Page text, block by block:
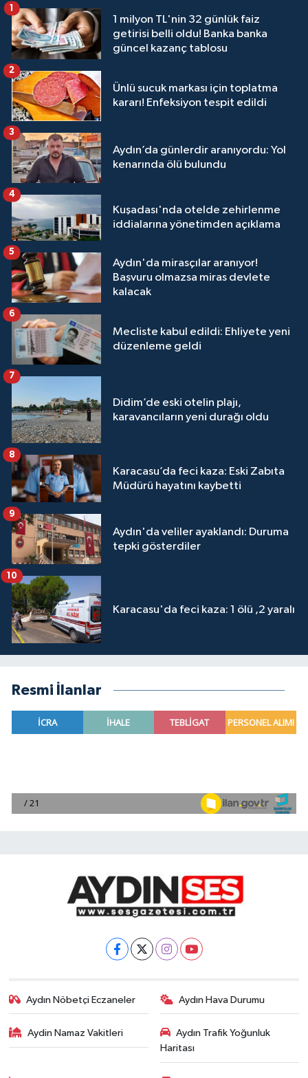
1 milyon TL'nin 32 günlük faiz
getirisi belli oldu! Banka banka
güncel kazanç tablosu
1
Ünlü sucuk markası için toplatma
kararı! Enfeksiyon tespit edildi
2
Aydın’da günlerdir aranıyordu: Yol
kenarında ölü bulundu
3
Kuşadası'nda otelde zehirlenme
iddialarına yönetimden açıklama
4
Aydın'da mirasçılar aranıyor!
Başvuru olmazsa miras devlete
kalacak
5
Mecliste kabul edildi: Ehliyete yeni
düzenleme geldi
6
Didim’de eski otelin plajı,
karavancıların yeni durağı oldu
7
Karacasu’da feci kaza: Eski Zabıta
Müdürü hayatını kaybetti
8
Aydın'da veliler ayaklandı: Duruma
tepki gösterdiler
9
Karacasu'da feci kaza: 1 ölü ,2 yaralı
10
Resmi İlanlar
Aydın Nöbetçi Eczaneler Aydın Hava Durumu
Aydin Namaz Vakitleri
Aydın Trafik Yoğunluk
Haritası